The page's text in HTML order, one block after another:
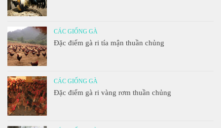
CÁC GIỐNG GÀ
Đặc điểm gà ri tía mận thuần chủng
CÁC GIỐNG GÀ
Đặc điểm gà ri vàng rơm thuần chủng